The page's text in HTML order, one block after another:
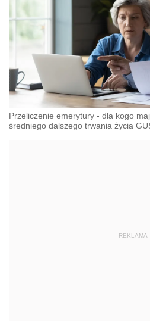
Przeliczenie emerytury - dla kogo
średniego dalszego trwania życia